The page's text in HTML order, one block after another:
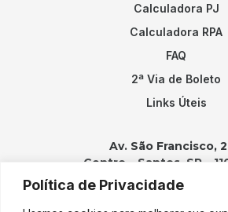
Política de Privacidade
Calculadora PJ
Calculadora RPA
FAQ
2ª Via de Boleto
Links Úteis
Av. São Francisco,
Centro – Santos, SP –
Contatos: